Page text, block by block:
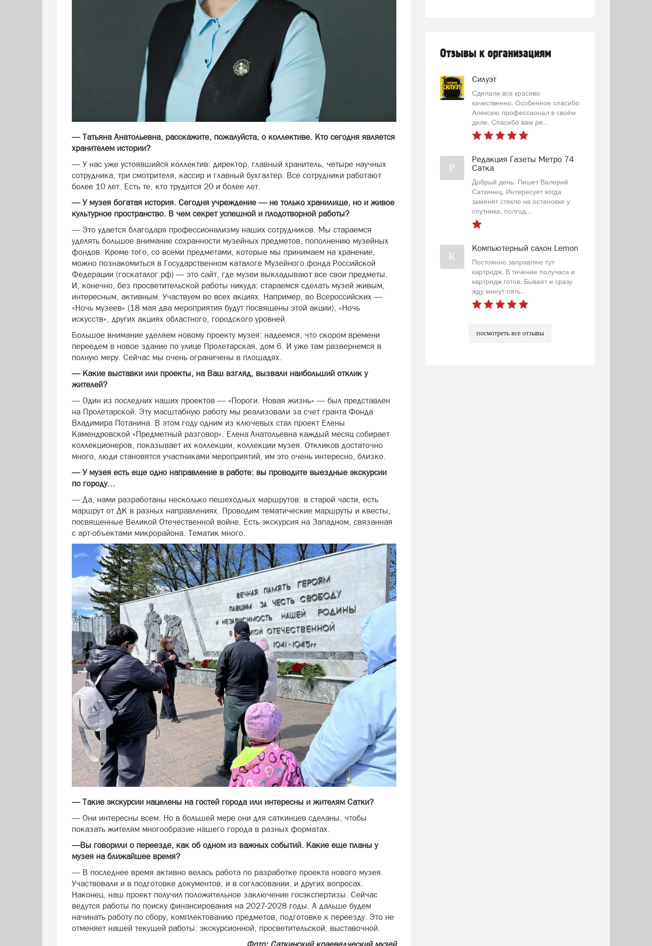
— Татьяна Анатольевна, расскажите, пожалуйста, о коллективе. Кто сегодня является
хранителем истории?
— У нас уже устоявшийся коллектив: директор, главный хранитель, четыре научных
сотрудника, три смотрителя, кассир и главный бухгалтер. Все сотрудники работают
более 10 лет. Есть те, кто трудится 20 и более лет.
— У музея богатая история. Сегодня учреждение — не только хранилище, но и живое
культурное пространство. В чем секрет успешной и плодотворной работы?
— Это удается благодаря профессионализму наших сотрудников. Мы стараемся
уделять большое внимание сохранности музейных предметов, пополнению музейных
фондов. Кроме того, со всеми предметами, которые мы принимаем на хранение,
можно познакомиться в Государственном каталоге Музейного фонда Российской
Федерации (госкаталог.рф) — это сайт, где музеи выкладывают все свои предметы.
И, конечно, без просветительской работы никуда: стараемся сделать музей живым,
интересным, активным. Участвуем во всех акциях. Например, во Всероссийских —
«Ночь музеев» (18 мая два мероприятия будут посвящены этой акции), «Ночь
искусств», других акциях областного, городского уровней.
Большое внимание уделяем новому проекту музея: надеемся, что скором времени
переедем в новое здание по улице Пролетарская, дом 6. И уже там развернемся в
полную меру. Сейчас мы очень ограничены в площадях.
— Какие выставки или проекты, на Ваш взгляд, вызвали наибольший отклик у
жителей?
— Один из последних наших проектов — «Пороги. Новая жизнь» — был представлен
на Пролетарской. Эту масштабную работу мы реализовали за счет гранта Фонда
Владимира Потанина. В этом году одним из ключевых стал проект Елены
Камендровской «Предметный разговор». Елена Анатольевна каждый месяц собирает
коллекционеров, показывает их коллекции, коллекции музея. Откликов достаточно
много, люди становятся участниками мероприятий, им это очень интересно, близко.
— У музея есть еще одно направление в работе: вы проводите выездные экскурсии
по городу…
— Да, нами разработаны несколько пешеходных маршрутов: в старой части, есть
маршрут от ДК в разных направлениях. Проводим тематические маршруты и квесты,
посвященные Великой Отечественной войне. Есть экскурсия на Западном, связанная
с арт-объектами микрорайона. Тематик много.
— Такие экскурсии нацелены на гостей города или интересны и жителям Сатки?
— Они интересны всем. Но в большей мере они для саткинцев сделаны, чтобы
показать жителям многообразие нашего города в разных форматах.
—Вы говорили о переезде, как об одном из важных событий. Какие еще планы у
музея на ближайшее время?
— В последнее время активно велась работа по разработке проекта нового музея.
Участвовали и в подготовке документов, и в согласовании, и других вопросах.
Наконец, наш проект получил положительное заключение госэкспертизы. Сейчас
ведутся работы по поиску финансирования на 2027-2028 годы. А дальше будем
начинать работу по сбору, комплектованию предметов, подготовке к переезду. Это не
отменяет нашей текущей работы: экскурсионной, просветительской, выставочной.
Отзывы к организациям
Силуэт
Сделали все красиво
качественно. Особенное спасибо
Алексею профессионал в своём
деле. Спасибо вам ре...
Р
Редакция Газеты Метро 74
Сатка
Добрый день. Пишет Валерий
Саткинец. Интересует когда
заменят стекло на остановке у
спутника, полгод...
К
Компьютерный салон Lemon
Постоянно заправляю тут
картридж. В течение получаса и
картридж готов. Бывает и сразу
жду минут пять...
посмотреть все отзывы